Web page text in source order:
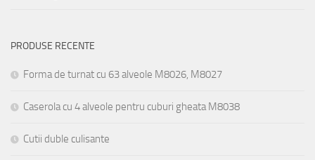
PRODUSE RECENTE
Forma de turnat cu 63 alveole M8026, M8027
Caserola cu 4 alveole pentru cuburi gheata M8038
Cutii duble culisante